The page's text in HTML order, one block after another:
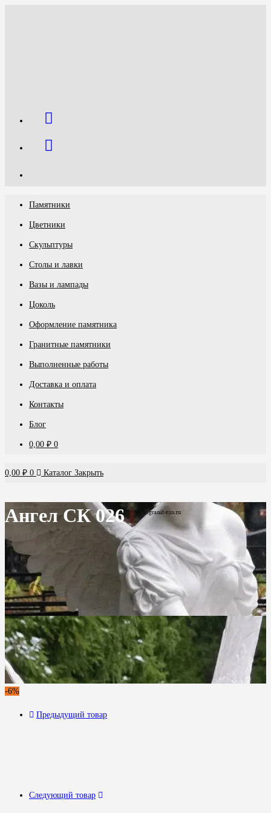
Памятники
Цветники
Скульптуры
Столы и лавки
Вазы и лампады
Цоколь
Оформление памятника
Гранитные памятники
Выполненные работы
Доставка и оплата
Контакты
Блог
0,00 ₽ 0
0,00 ₽ 0 Каталог Закрыть
Ангел СК 026
-6%
Предыдущий товар
Следующий товар